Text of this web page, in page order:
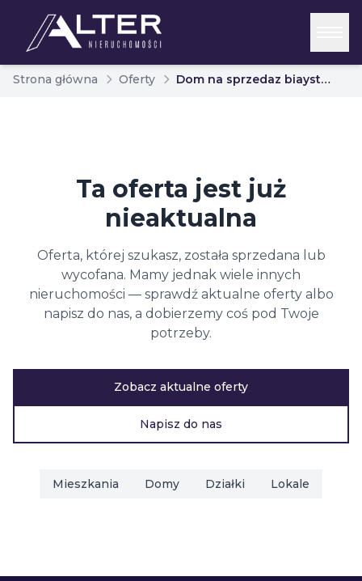
Strona główna Oferty Dom na sprzedaz biaystok jaroszowka 7087392
Ta oferta jest już
nieaktualna
Oferta, której szukasz, została sprzedana lub
wycofana. Mamy jednak wiele innych
nieruchomości — sprawdź aktualne oferty albo
napisz do nas, a dobierzemy coś pod Twoje
potrzeby.
Zobacz aktualne oferty
Napisz do nas
Mieszkania Domy Działki Lokale